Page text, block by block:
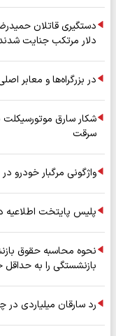
دستگیری قاتلان
دلار مرتکب جنایت
در بزرگراه‌ها و معابر
سرقت
واژگونی مرگبار خودرو
پلیس پایتخت اطلاعیه
نحوه محاسبه حقوق
بازنشستگی را به
رد سارقان میلیاردی در